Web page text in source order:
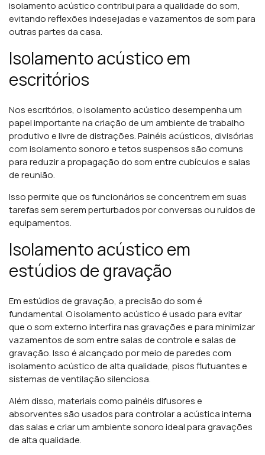
isolamento acústico contribui para a qualidade do som,
evitando reflexões indesejadas e vazamentos de som para
outras partes da casa.
Isolamento acústico em
escritórios
Nos escritórios, o isolamento acústico desempenha um
papel importante na criação de um ambiente de trabalho
produtivo e livre de distrações. Painéis acústicos, divisórias
com isolamento sonoro e tetos suspensos são comuns
para reduzir a propagação do som entre cubículos e salas
de reunião.
Isso permite que os funcionários se concentrem em suas
tarefas sem serem perturbados por conversas ou ruídos de
equipamentos.
Isolamento acústico em
estúdios de gravação
Em estúdios de gravação, a precisão do som é
fundamental. O isolamento acústico é usado para evitar
que o som externo interfira nas gravações e para minimizar
vazamentos de som entre salas de controle e salas de
gravação. Isso é alcançado por meio de paredes com
isolamento acústico de alta qualidade, pisos flutuantes e
sistemas de ventilação silenciosa.
Além disso, materiais como painéis difusores e
absorventes são usados para controlar a acústica interna
das salas e criar um ambiente sonoro ideal para gravações
de alta qualidade.